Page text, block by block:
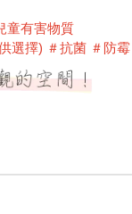
童有害物質
選擇) ＃抗菌 ＃防霉